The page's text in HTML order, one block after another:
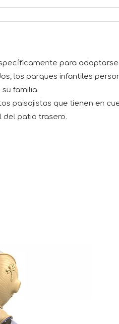
para
los parques infantiles
familia.
paisajistas que tienen en
del patio trasero.